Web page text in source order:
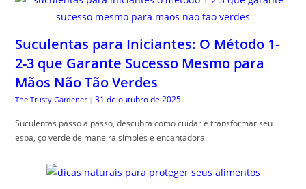
Suculentas para Iniciantes: O Método 1-
2-3 que Garante Sucesso Mesmo para
Mãos Não Tão Verdes
The Trusty Gardener | 31 de outubro de 2025
Suculentas passo a passo, descubra como cuidar e transformar seu
espa, ço verde de maneira simples e encantadora.